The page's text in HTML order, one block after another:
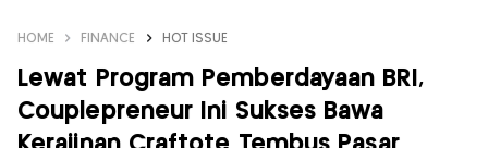
HOME FINANCE HOT ISSUE
Lewat Program Pemberdayaan BRI,
Couplepreneur Ini Sukses Bawa